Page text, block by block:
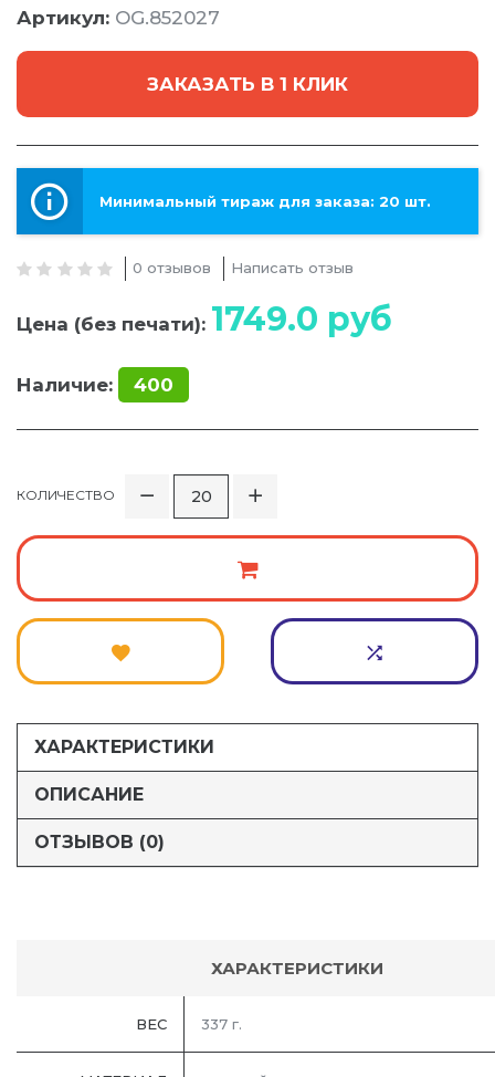
Артикул: OG.852027
ЗАКАЗАТЬ В 1 КЛИК
Минимальный тираж для заказа: 20 шт.
0 отзывов Написать отзыв
Цена (без печати): 1749.0 руб
Наличие: 400
КОЛИЧЕСТВО
ХАРАКТЕРИСТИКИ
ОПИСАНИЕ
ОТЗЫВОВ (0)
ХАРАКТЕРИСТИКИ
ВЕС 337 г.